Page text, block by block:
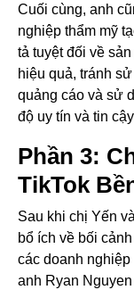
Cuối cùng, anh
nghiệp thẩm mỹ
tả tuyệt đối về
hiệu quả, tránh
quảng cáo và sử
độ uy tín và tin
Phần 3:
TikTok
Sau khi chị Yến
bổ ích về bối
các doanh nghiệp
anh Ryan